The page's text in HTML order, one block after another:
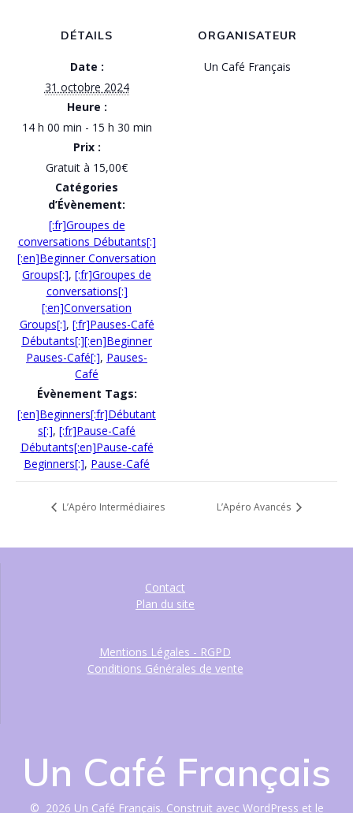
DÉTAILS
Date :
31 octobre 2024
Heure :
14 h 00 min - 15 h 30 min
Prix :
Gratuit à 15,00€
Catégories
d’Évènement:
[:fr]Groupes de
conversations Débutants[:]
[:en]Beginner Conversation
Groups[:], [:fr]Groupes de
conversations[:]
[:en]Conversation
Groups[:], [:fr]Pauses-Café
Débutants[:][:en]Beginner
Pauses-Café[:], Pauses-
Café
Évènement Tags:
[:en]Beginners[:fr]Débutant
s[:], [:fr]Pause-Café
Débutants[:en]Pause-café
Beginners[:], Pause-Café
ORGANISATEUR
Un Café Français
L’Apéro Intermédiaires L’Apéro Avancés
Contact
Plan du site
Mentions Légales - RGPD
Conditions Générales de vente
Un Café Français
© 2026 Un Café Français. Construit avec WordPress et le